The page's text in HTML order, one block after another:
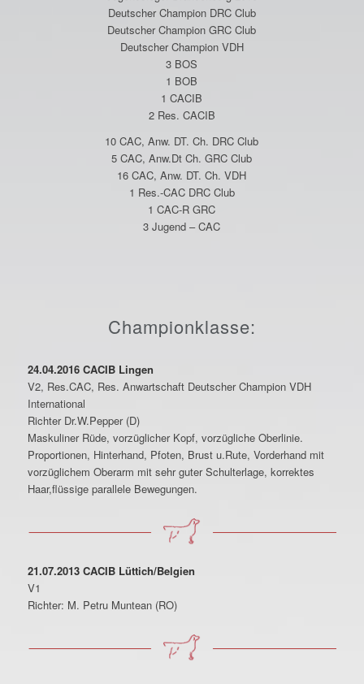
Deutscher Champion DRC Club
Deutscher Champion GRC Club
Deutscher Champion VDH
3 BOS
1 BOB
1 CACIB
2 Res. CACIB
10 CAC, Anw. DT. Ch. DRC Club
5 CAC, Anw.Dt Ch. GRC Club
16 CAC, Anw. DT. Ch. VDH
1 Res.-CAC DRC Club
1 CAC-R GRC
3 Jugend – CAC
Championklasse:
24.04.2016 CACIB Lingen
V2, Res.CAC, Res. Anwartschaft Deutscher Champion VDH
International
Richter Dr.W.Pepper (D)
Maskuliner Rüde, vorzüglicher Kopf, vorzügliche Oberlinie.
Proportionen, Hinterhand, Pfoten, Brust u.Rute, Vorderhand mit
vorzüglichem Oberarm mit sehr guter Schulterlage, korrektes
Haar,flüssige parallele Bewegungen.
21.07.2013 CACIB Lüttich/Belgien
V1
Richter: M. Petru Muntean (RO)